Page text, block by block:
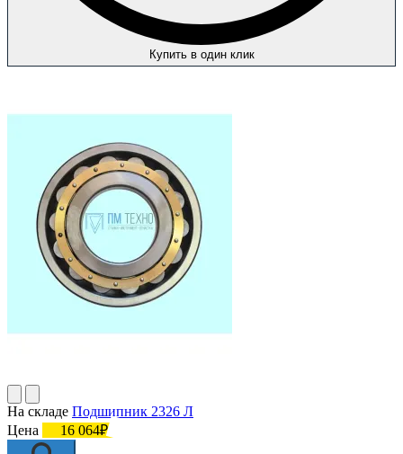
Купить в один клик
На складе Подшипник 2326 Л
Цена
16 064₽